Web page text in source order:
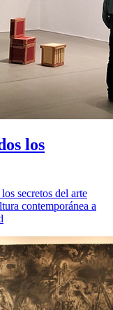
los
secretos del arte
contemporánea a